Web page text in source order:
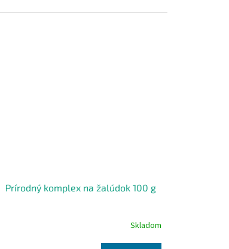
Prírodný komplex na žalúdok 100 g
Skladom